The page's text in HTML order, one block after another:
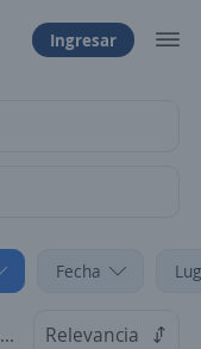
Ingresar
Fecha
Relevancia